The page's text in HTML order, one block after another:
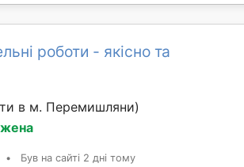
роботи - якісно та
в м. Перемишляни)
• Був на сайті 2 дні тому